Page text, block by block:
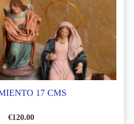
17 CMS
€120.00